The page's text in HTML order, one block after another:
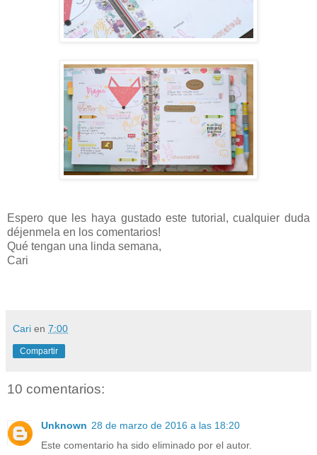
Espero que les haya gustado este tutorial, cualquier duda
déjenmela en los comentarios!
Qué tengan una linda semana,
Cari
Cari en 7:00
Compartir
10 comentarios:
Unknown 28 de marzo de 2016 a las 18:20
Este comentario ha sido eliminado por el autor.